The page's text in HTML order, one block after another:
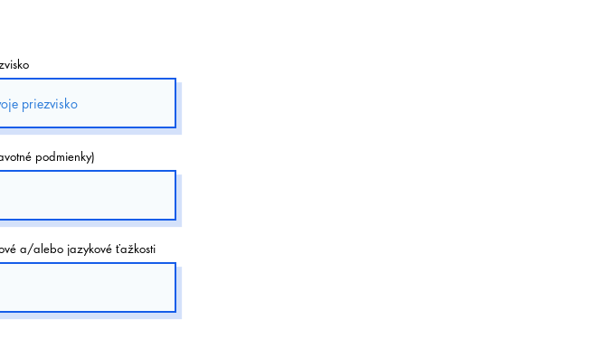
podmienky)
a/alebo jazykové ťažkosti